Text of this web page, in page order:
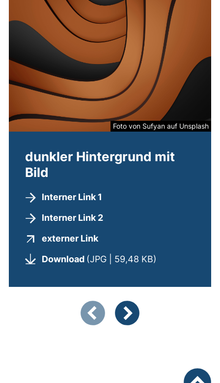
dunkler Hintergrund mit
Bild
Interner Link 1
Interner Link 2
externer Link(externer Link, öffnet neues
Download (JPG | 59,48 KB)
Foto von Sufyan auf Unsplash
Zeigt Folie 1 von 3